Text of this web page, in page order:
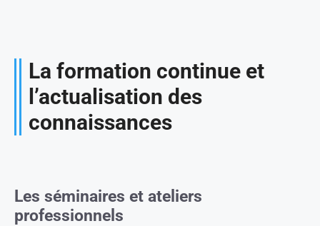
La formation continue et
l’actualisation des
connaissances
Les séminaires et ateliers
professionnels